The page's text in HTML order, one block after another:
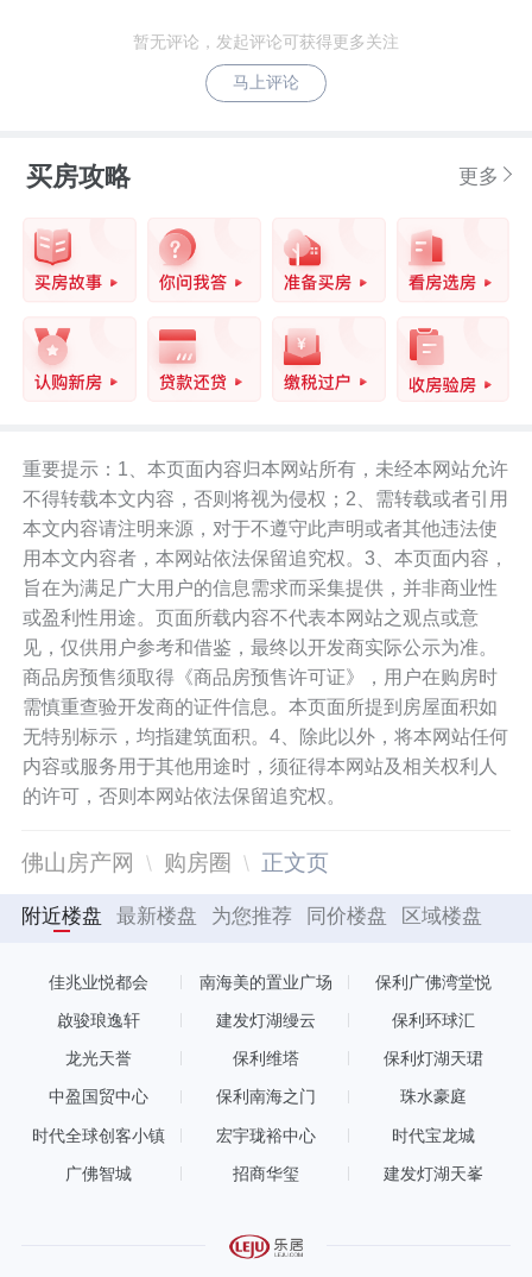
暂无评论，发起评论可获得更多关注
马上评论
买房攻略 更多
重要提示：1、本页面内容归本网站所有，未经本网站允许
不得转载本文内容，否则将视为侵权；2、需转载或者引用
本文内容请注明来源，对于不遵守此声明或者其他违法使
用本文内容者，本网站依法保留追究权。3、本页面内容，
旨在为满足广大用户的信息需求而采集提供，并非商业性
或盈利性用途。页面所载内容不代表本网站之观点或意
见，仅供用户参考和借鉴，最终以开发商实际公示为准。
商品房预售须取得《商品房预售许可证》，用户在购房时
需慎重查验开发商的证件信息。本页面所提到房屋面积如
无特别标示，均指建筑面积。4、除此以外，将本网站任何
内容或服务用于其他用途时，须征得本网站及相关权利人
的许可，否则本网站依法保留追究权。
佛山房产网 购房圈 正文页
附近楼盘 最新楼盘 为您推荐 同价楼盘 区域楼盘
佳兆业悦都会 南海美的置业广场 保利广佛湾堂悦
啟骏琅逸轩 建发灯湖缦云 保利环球汇
龙光天誉 保利维塔 保利灯湖天珺
中盈国贸中心 保利南海之门 珠水豪庭
时代全球创客小镇 宏宇珑裕中心 时代宝龙城
广佛智城 招商华玺 建发灯湖天峯